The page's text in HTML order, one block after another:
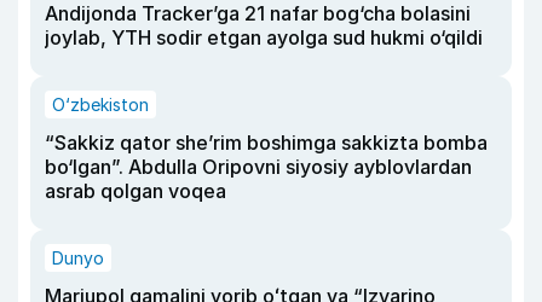
Andijonda Tracker’ga 21 nafar bog‘cha bolasini
joylab, YTH sodir etgan ayolga sud hukmi o‘qildi
O‘zbekiston
“Sakkiz qator she’rim boshimga sakkizta bomba
bo‘lgan”. Abdulla Oripovni siyosiy ayblovlardan
asrab qolgan voqea
Dunyo
Mariupol qamalini yorib oʻtgan va “Izvarino